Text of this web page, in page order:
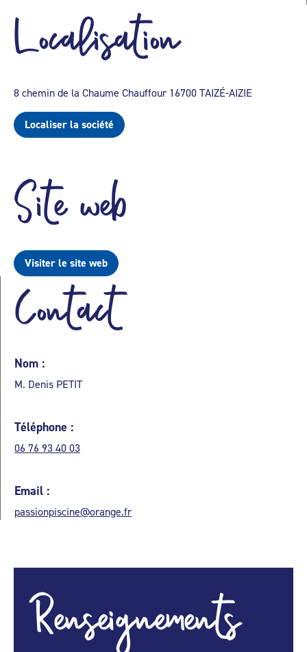
Localisation
8 chemin de la Chaume Chauffour 16700 TAIZÉ-AIZIE
Localiser la société
Site web
Visiter le site web
Contact
Nom :
M. Denis PETIT
Téléphone :
06 76 93 40 03
Email :
passionpiscine@orange.fr
Renseignements